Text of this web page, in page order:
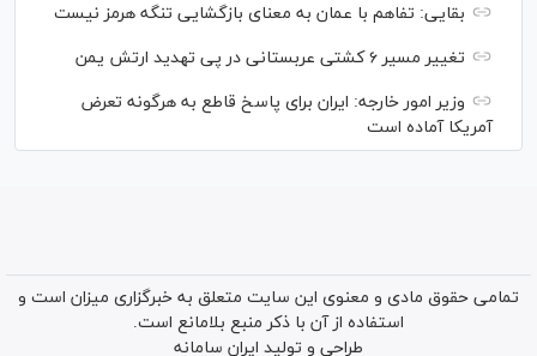
بقایی: تفاهم با عمان به معنای بازگشایی تنگه هرمز نیست
تغییر مسیر ۶ کشتی عربستانی در پی تهدید ارتش یمن
وزیر امور خارجه: ایران برای پاسخ قاطع به هرگونه تعرض
آمریکا آماده است
تمامی حقوق مادی و معنوی این سایت متعلق به خبرگزاری میزان است و
استفاده از آن با ذکر منبع بلامانع است.
طراحی و تولید ایران سامانه